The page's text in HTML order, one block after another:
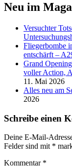
Neu im
Versucht­er
Fliegerbombe
entschärft –
Grand
voller Action,
11. Mai 2026
Alles neu am
2026
Schreibe einen
Deine E-Mail-
Felder sind mit *
Kommentar *